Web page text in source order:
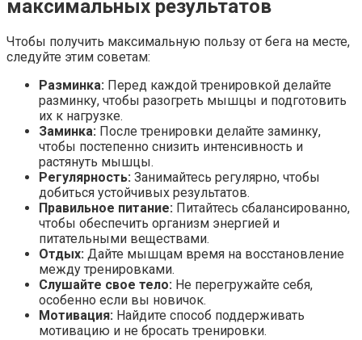
максимальных результатов
Чтобы получить максимальную пользу от бега на месте,
следуйте этим советам:
Разминка: Перед каждой тренировкой делайте
разминку, чтобы разогреть мышцы и подготовить
их к нагрузке.
Заминка: После тренировки делайте заминку,
чтобы постепенно снизить интенсивность и
растянуть мышцы.
Регулярность: Занимайтесь регулярно, чтобы
добиться устойчивых результатов.
Правильное питание: Питайтесь сбалансированно,
чтобы обеспечить организм энергией и
питательными веществами.
Отдых: Дайте мышцам время на восстановление
между тренировками.
Слушайте свое тело: Не перегружайте себя,
особенно если вы новичок.
Мотивация: Найдите способ поддерживать
мотивацию и не бросать тренировки.